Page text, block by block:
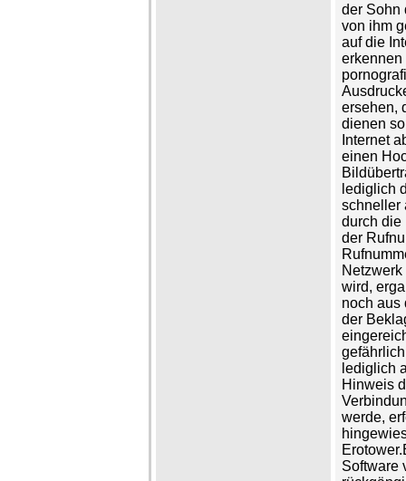
der Sohn
von ihm
auf die
erkennen
ersehen,
dienen
Internet
einen
lediglich
schneller
durch die
der
wird,
noch aus
der
lediglich
Hinweis
werde,
Software